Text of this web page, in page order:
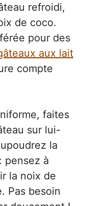
refroidi,
de coco.
pour des
aux lait
compte
faites
sur lui-
la
pensez à
la noix de
Pas besoin